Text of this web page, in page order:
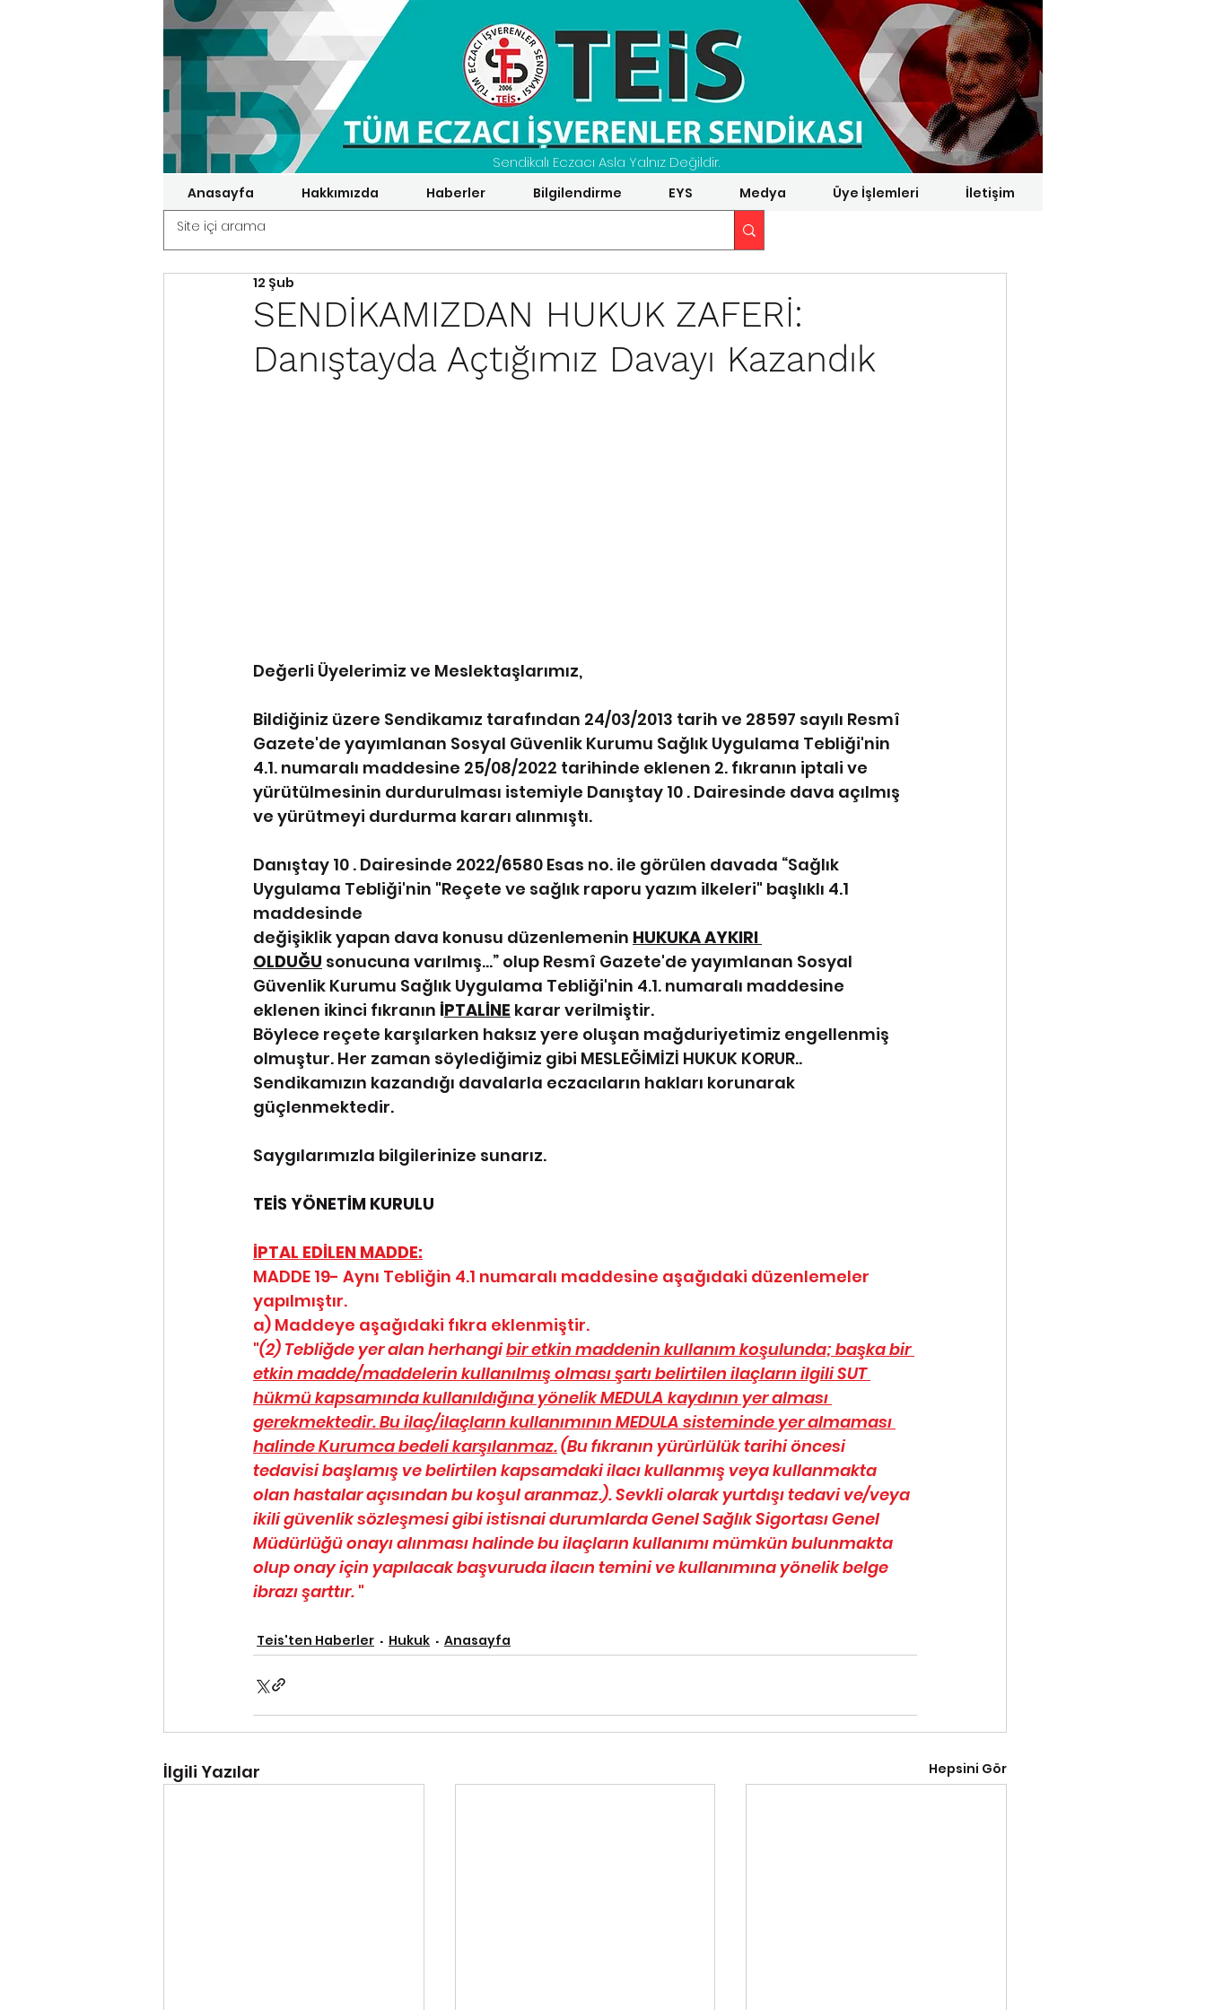
Sendikalı Eczacı Asla Yalnız Değildir.
Anasayfa Hakkımızda Haberler Bilgilendirme EYS Medya Üye İşlemleri İletişim
SENDİKAMIZDAN HUKUK ZAFERİ:
Danıştayda Açtığımız Davayı Kazandık
12 Şub
Değerli Üyelerimiz ve Meslektaşlarımız,
Bildiğiniz üzere Sendikamız tarafından 24/03/2013 tarih ve 28597 sayılı Resmî
Gazete'de yayımlanan Sosyal Güvenlik Kurumu Sağlık Uygulama Tebliği'nin
4.1. numaralı maddesine 25/08/2022 tarihinde eklenen 2. fıkranın iptali ve
yürütülmesinin durdurulması istemiyle Danıştay 10 . Dairesinde dava açılmış
ve yürütmeyi durdurma kararı alınmıştı.
Danıştay 10 . Dairesinde 2022/6580 Esas no. ile görülen davada “Sağlık
Uygulama Tebliği'nin "Reçete ve sağlık raporu yazım ilkeleri" başlıklı 4.1
maddesinde
değişiklik yapan dava konusu düzenlemenin HUKUKA AYKIRI
OLDUĞU sonucuna varılmış…” olup Resmî Gazete'de yayımlanan Sosyal
Güvenlik Kurumu Sağlık Uygulama Tebliği'nin 4.1. numaralı maddesine
eklenen ikinci fıkranın İPTALİNE karar verilmiştir.
Böylece reçete karşılarken haksız yere oluşan mağduriyetimiz engellenmiş
olmuştur. Her zaman söylediğimiz gibi MESLEĞİMİZİ HUKUK KORUR..
Sendikamızın kazandığı davalarla eczacıların hakları korunarak
güçlenmektedir.
Saygılarımızla bilgilerinize sunarız.
TEİS YÖNETİM KURULU
İPTAL EDİLEN MADDE:
MADDE 19- Aynı Tebliğin 4.1 numaralı maddesine aşağıdaki düzenlemeler
yapılmıştır.
a) Maddeye aşağıdaki fıkra eklenmiştir.
"(2) Tebliğde yer alan herhangi bir etkin maddenin kullanım koşulunda; başka bir
etkin madde/maddelerin kullanılmış olması şartı belirtilen ilaçların ilgili SUT
hükmü kapsamında kullanıldığına yönelik MEDULA kaydının yer alması
gerekmektedir. Bu ilaç/ilaçların kullanımının MEDULA sisteminde yer almaması
halinde Kurumca bedeli karşılanmaz. (Bu fıkranın yürürlülük tarihi öncesi
tedavisi başlamış ve belirtilen kapsamdaki ilacı kullanmış veya kullanmakta
olan hastalar açısından bu koşul aranmaz.). Sevkli olarak yurtdışı tedavi ve/veya
ikili güvenlik sözleşmesi gibi istisnai durumlarda Genel Sağlık Sigortası Genel
Müdürlüğü onayı alınması halinde bu ilaçların kullanımı mümkün bulunmakta
olup onay için yapılacak başvuruda ilacın temini ve kullanımına yönelik belge
ibrazı şarttır. "
Teis'ten Haberler Hukuk Anasayfa
İlgili Yazılar Hepsini Gör